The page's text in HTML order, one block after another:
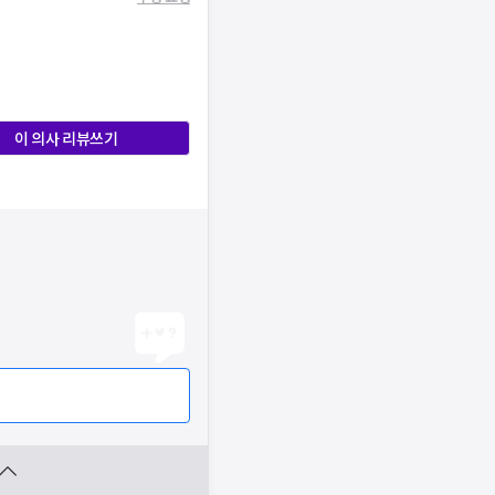
이 의사 리뷰쓰기